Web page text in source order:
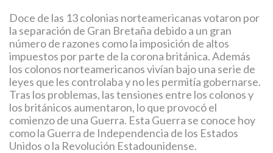
Doce de las 13 colonias norteamericanas votaron por
la separación de Gran Bretaña debido a un gran
número de razones como la imposición de altos
impuestos por parte de la corona británica. Además
los colonos norteamericanos vivían bajo una serie de
leyes que les controlaba y no les permitía gobernarse.
Tras los problemas, las tensiones entre los colonos y
los británicos aumentaron, lo que provocó el
comienzo de una Guerra. Esta Guerra se conoce hoy
como la Guerra de Independencia de los Estados
Unidos o la Revolución Estadounidense.